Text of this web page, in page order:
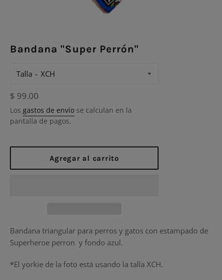
Bandana "Super Perrón"
Talla
Precio
habitual
$ 99.00
Los gastos de envío se calculan en la
pantalla de pagos.
Agregar al carrito
Bandana triangular para perros y gatos con estampado de
Superheroe perron y fondo azul.
*El yorkie de la foto está usando la talla XCH.